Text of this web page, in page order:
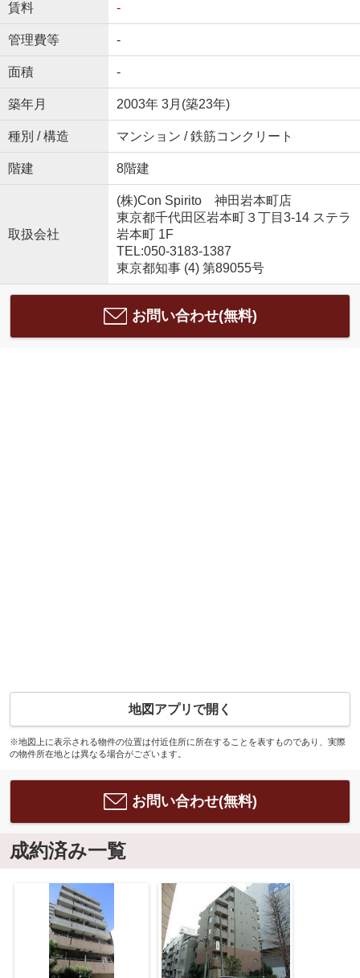
賃料 -
管理費等 -
面積 -
築年月 2003年 3月(築23年)
種別 / 構造 マンション / 鉄筋コンクリート
階建 8階建
取扱会社
(株)Con Spirito 神田岩本町店
東京都千代田区岩本町３丁目3-14 ステラ
岩本町 1F
TEL:050-3183-1387
東京都知事 (4) 第89055号
お問い合わせ(無料)
地図アプリで開く
※地図上に表示される物件の位置は付近住所に所在することを表すものであり、実際
の物件所在地とは異なる場合がございます。
お問い合わせ(無料)
成約済み一覧